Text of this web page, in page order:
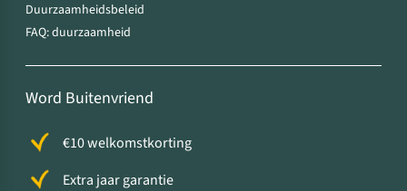
Duurzaamheidsbeleid
FAQ: duurzaamheid
Word Buitenvriend
€10 welkomstkorting
Extra jaar garantie